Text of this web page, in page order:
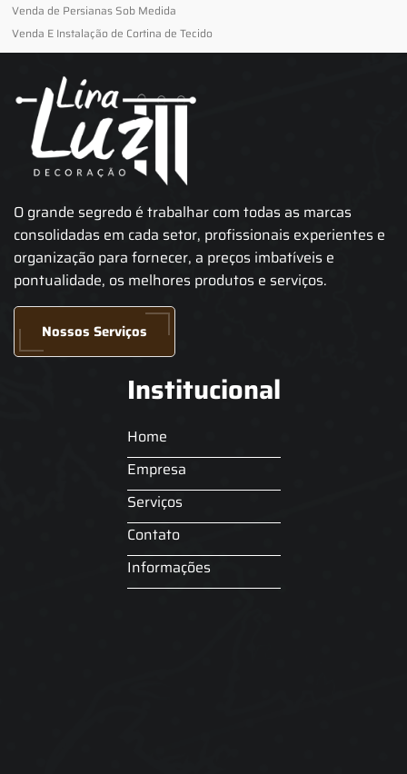
Venda de Persianas Sob Medida
Venda E Instalação de Cortina de Tecido
O grande segredo é trabalhar com todas as marcas
consolidadas em cada setor, profissionais experientes e
organização para fornecer, a preços imbatíveis e
pontualidade, os melhores produtos e serviços.
Nossos Serviços
Institucional
Home
Empresa
Serviços
Contato
Informações